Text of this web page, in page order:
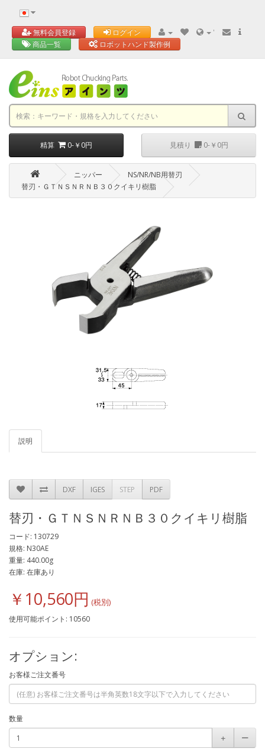
無料会員登録 ログイン
'
商品一覧
ロボットハンド製作例
精算 0-￥0円 見積り 0-￥0円
ニッパー
NS/NR/NB用替刃
替刃・ＧＴＮＳＮＲＮＢ３０クイキリ樹脂
説明
DXF IGES STEP PDF
替刃・ＧＴＮＳＮＲＮＢ３０クイキリ樹脂
コード: 130729
規格: N30AE
重量: 440.00g
在庫: 在庫あり
￥10,560円
使用可能ポイント: 10560
オプション:
お客様ご注文番号
数量
＋
ー